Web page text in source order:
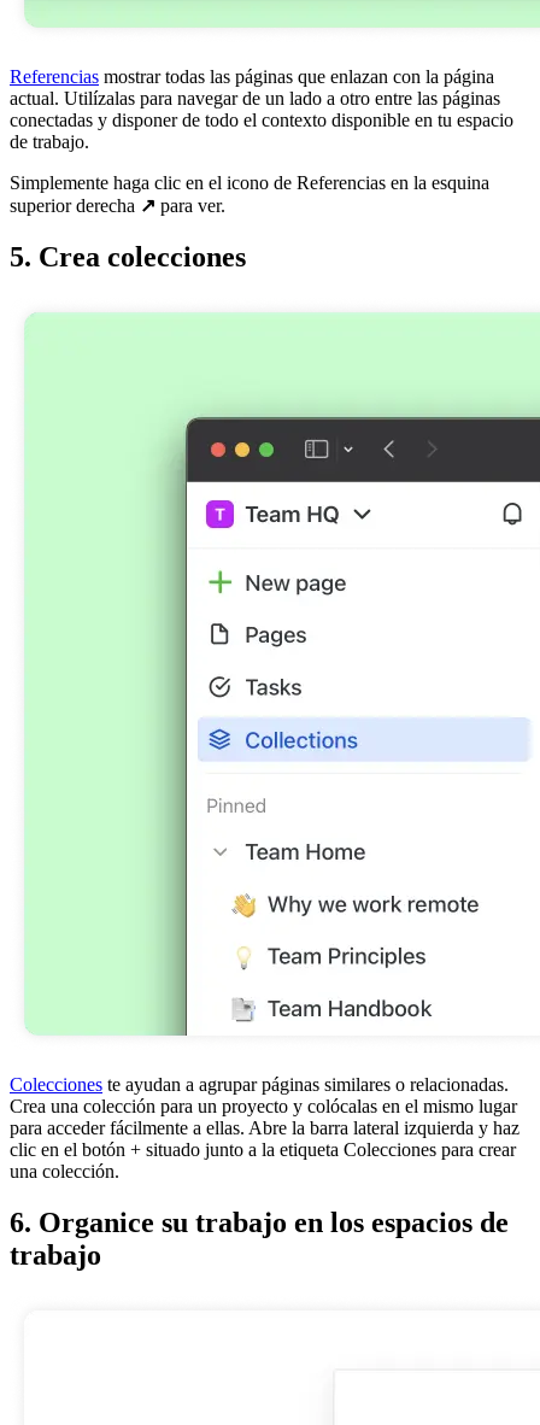
Referencias mostrar todas las páginas que enlazan con la página
actual. Utilízalas para navegar de un lado a otro entre las páginas
conectadas y disponer de todo el contexto disponible en tu espacio
de trabajo.
Simplemente haga clic en el icono de Referencias en la esquina
superior derecha ↗️ para ver.
5. Crea colecciones
Colecciones te ayudan a agrupar páginas similares o relacionadas.
Crea una colección para un proyecto y colócalas en el mismo lugar
para acceder fácilmente a ellas. Abre la barra lateral izquierda y haz
clic en el botón + situado junto a la etiqueta Colecciones para crear
una colección.
6. Organice su trabajo en los espacios de
trabajo